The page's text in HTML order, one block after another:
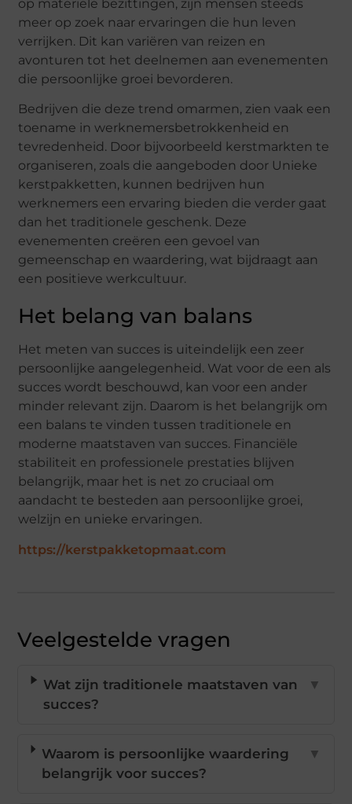
op materiële bezittingen, zijn mensen steeds
meer op zoek naar ervaringen die hun leven
verrijken. Dit kan variëren van reizen en
avonturen tot het deelnemen aan evenementen
die persoonlijke groei bevorderen.
Bedrijven die deze trend omarmen, zien vaak een
toename in werknemersbetrokkenheid en
tevredenheid. Door bijvoorbeeld kerstmarkten te
organiseren, zoals die aangeboden door Unieke
kerstpakketten, kunnen bedrijven hun
werknemers een ervaring bieden die verder gaat
dan het traditionele geschenk. Deze
evenementen creëren een gevoel van
gemeenschap en waardering, wat bijdraagt aan
een positieve werkcultuur.
Het belang van balans
Het meten van succes is uiteindelijk een zeer
persoonlijke aangelegenheid. Wat voor de een als
succes wordt beschouwd, kan voor een ander
minder relevant zijn. Daarom is het belangrijk om
een balans te vinden tussen traditionele en
moderne maatstaven van succes. Financiële
stabiliteit en professionele prestaties blijven
belangrijk, maar het is net zo cruciaal om
aandacht te besteden aan persoonlijke groei,
welzijn en unieke ervaringen.
https://kerstpakketopmaat.com
Veelgestelde vragen
Wat zijn traditionele maatstaven van
succes?
▼
Waarom is persoonlijke waardering
belangrijk voor succes?
▼